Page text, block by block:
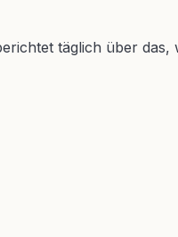
täglich über